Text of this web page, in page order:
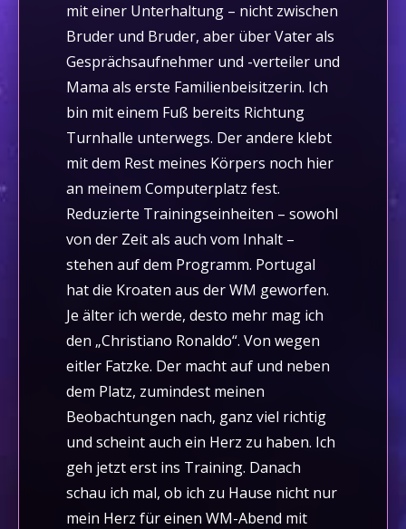
mit einer Unterhaltung – nicht zwischen
Bruder und Bruder, aber über Vater als
Gesprächsaufnehmer und -verteiler und
Mama als erste Familienbeisitzerin. Ich
bin mit einem Fuß bereits Richtung
Turnhalle unterwegs. Der andere klebt
mit dem Rest meines Körpers noch hier
an meinem Computerplatz fest.
Reduzierte Trainingseinheiten – sowohl
von der Zeit als auch vom Inhalt –
stehen auf dem Programm. Portugal
hat die Kroaten aus der WM geworfen.
Je älter ich werde, desto mehr mag ich
den „Christiano Ronaldo“. Von wegen
eitler Fatzke. Der macht auf und neben
dem Platz, zumindest meinen
Beobachtungen nach, ganz viel richtig
und scheint auch ein Herz zu haben. Ich
geh jetzt erst ins Training. Danach
schau ich mal, ob ich zu Hause nicht nur
mein Herz für einen WM-Abend mit